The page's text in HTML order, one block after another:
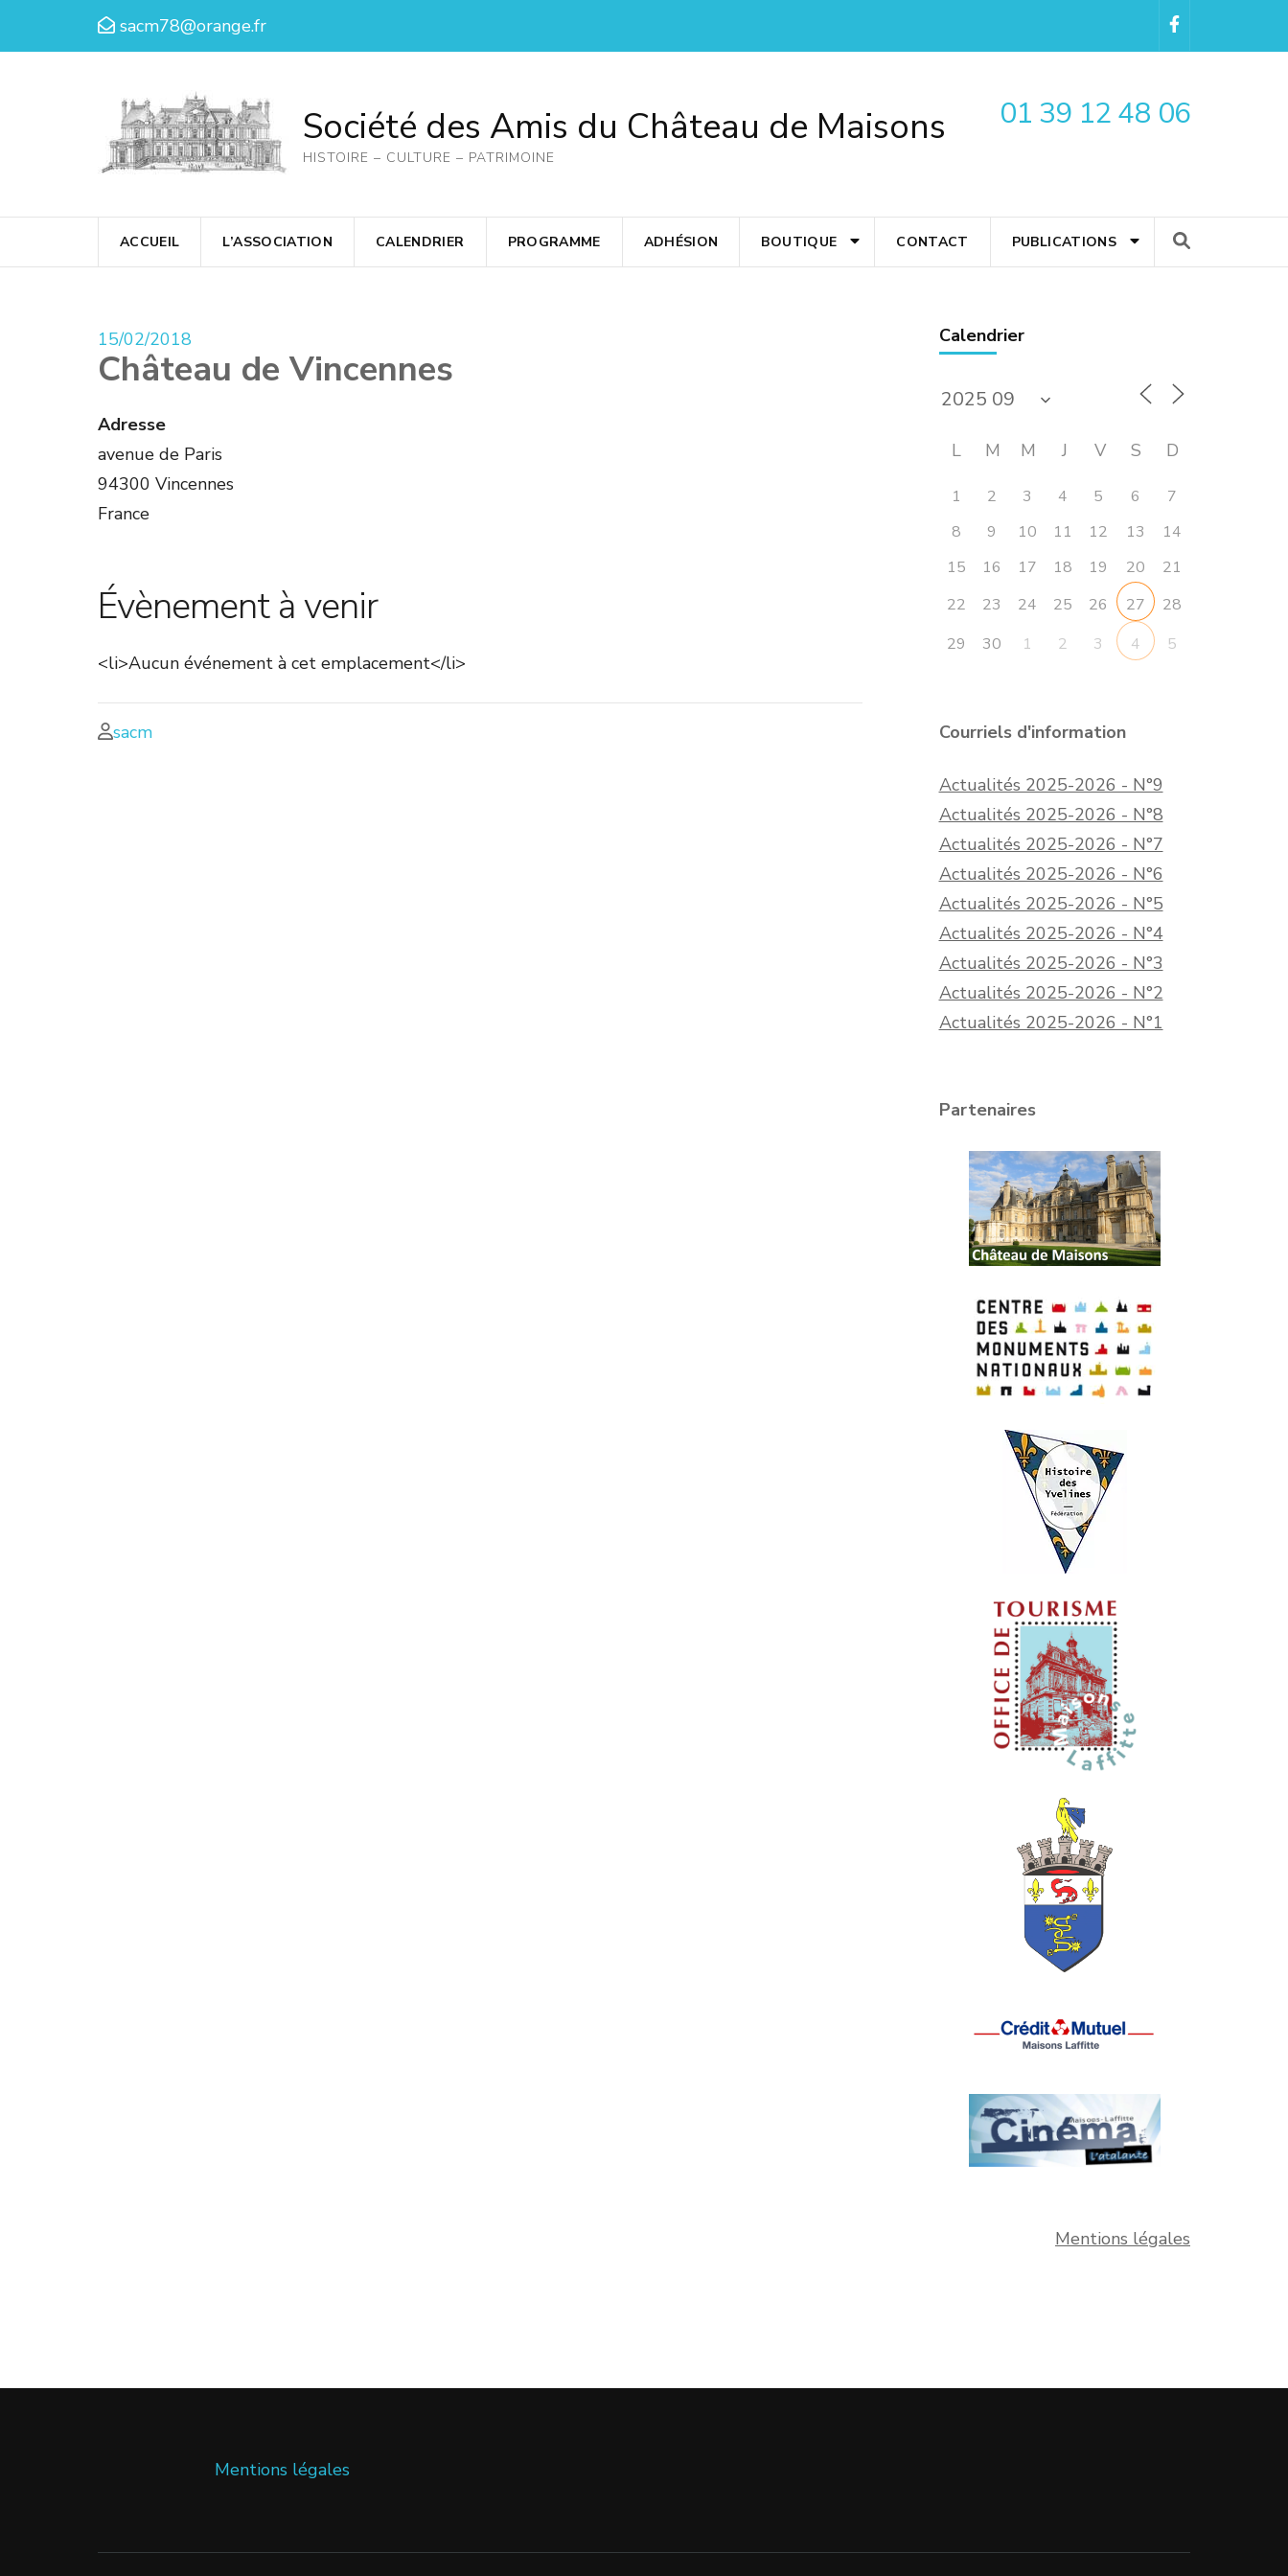
sacm78@orange.fr
Société des Amis du Château de Maisons
HISTOIRE – CULTURE – PATRIMOINE
01 39 12 48 06
ACCUEIL L’ASSOCIATION CALENDRIER PROGRAMME ADHÉSION BOUTIQUE CONTACT PUBLICATIONS
15/02/2018
Château de Vincennes
Adresse
avenue de Paris
94300 Vincennes
France
Évènement à venir
<li>Aucun événement à cet emplacement</li>
sacm
Calendrier
L M M J V S D
1 2 3 4 5 6
7
8
9 10 11 12 13
14
15
16 17 18 19 20
21
22
23 24 25 26 27
28
29
30 1 2 3 4 5
Courriels d'information
Actualités 2025-2026 - N°9
Actualités 2025-2026 - N°8
Actualités 2025-2026 - N°7
Actualités 2025-2026 - N°6
Actualités 2025-2026 - N°5
Actualités 2025-2026 - N°4
Actualités 2025-2026 - N°3
Actualités 2025-2026 - N°2
Actualités 2025-2026 - N°1
Partenaires
Mentions légales
Mentions légales